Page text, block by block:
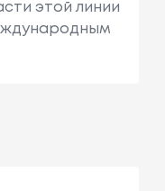
этой линии